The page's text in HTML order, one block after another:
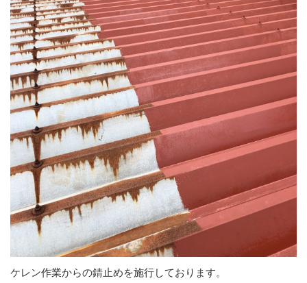
ケレン作業からの錆止めを施行しております。